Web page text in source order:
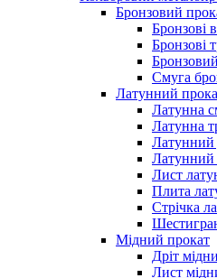
Бронзовий
Бронзові
Бронзові
Смуга
Латунний
Латунна
Латунна
Латунний
Латунний
Лист
Плита
Стрічка
Мідний прокат
Дріт
Лист